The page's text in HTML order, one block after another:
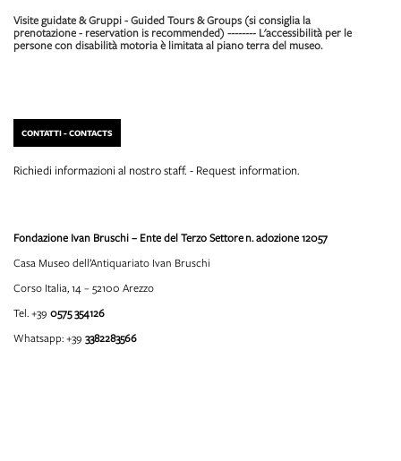
Visite guidate & Gruppi - Guided Tours & Groups (si consiglia la
prenotazione - reservation is recommended) -------- L'accessibilità per le
persone con disabilità motoria è limitata al piano terra del museo.
CONTATTI - CONTACTS
Richiedi informazioni al nostro staff. - Request information.
Fondazione Ivan Bruschi – Ente del Terzo Settoren. adozione 12057
Casa Museo dell’Antiquariato Ivan Bruschi
Corso Italia, 14 – 52100 Arezzo
Tel. +39 0575 354126
Whatsapp: +39 3382283566